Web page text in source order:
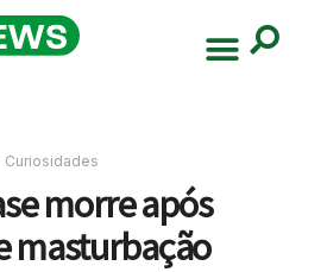
Curiosidades
morre após
masturbação